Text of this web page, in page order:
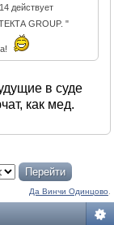
действует
GROUP. "
в суде
как мед.
Да Винчи Одинцово